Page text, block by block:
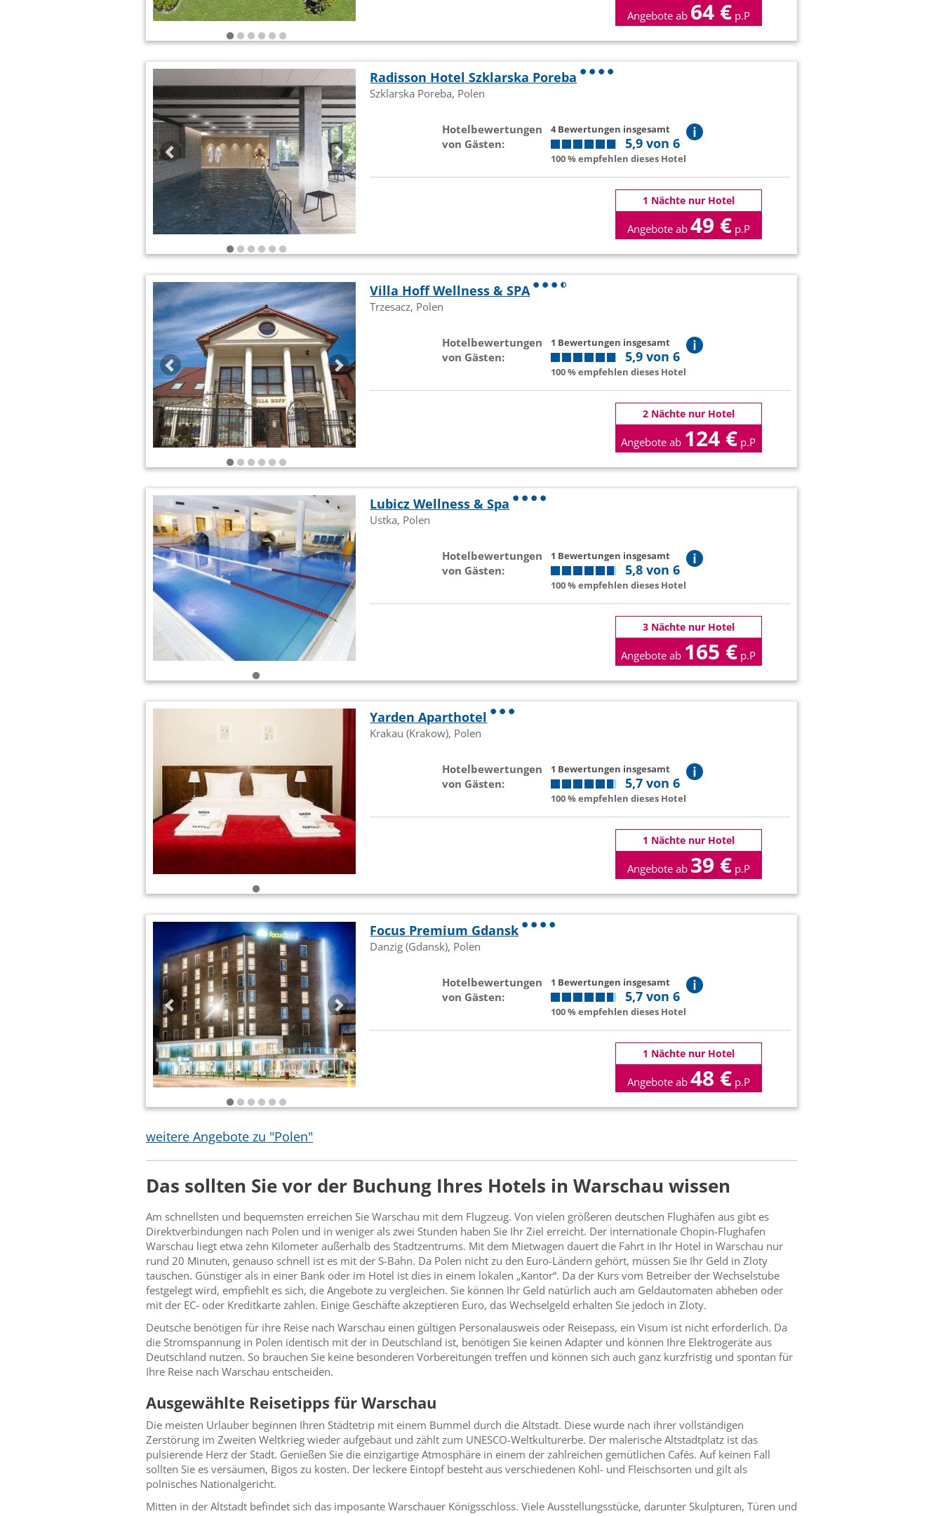
Angebote ab 64 € p.P
Radisson Hotel Szklarska Poreba
Szklarska Poreba, Polen
Hotelbewertungen
von Gästen:
4 Bewertungen insgesamt
5,9 von 6
100 % empfehlen dieses Hotel
1 Nächte nur Hotel
Angebote ab 49 € p.P
Villa Hoff Wellness & SPA
Trzesacz, Polen
Hotelbewertungen
von Gästen:
1 Bewertungen insgesamt
5,9 von 6
100 % empfehlen dieses Hotel
2 Nächte nur Hotel
Angebote ab 124 € p.P
Lubicz Wellness & Spa
Ustka, Polen
Hotelbewertungen
von Gästen:
1 Bewertungen insgesamt
5,8 von 6
100 % empfehlen dieses Hotel
3 Nächte nur Hotel
Angebote ab 165 € p.P
Yarden Aparthotel
Krakau (Krakow), Polen
Hotelbewertungen
von Gästen:
1 Bewertungen insgesamt
5,7 von 6
100 % empfehlen dieses Hotel
1 Nächte nur Hotel
Angebote ab 39 € p.P
Focus Premium Gdansk
Danzig (Gdansk), Polen
Hotelbewertungen
von Gästen:
1 Bewertungen insgesamt
5,7 von 6
100 % empfehlen dieses Hotel
1 Nächte nur Hotel
Angebote ab 48 € p.P
weitere Angebote zu "Polen"
Das sollten Sie vor der Buchung Ihres Hotels in Warschau wissen
Am schnellsten und bequemsten erreichen Sie Warschau mit dem Flugzeug. Von vielen größeren deutschen Flughäfen aus gibt es
Direktverbindungen nach Polen und in weniger als zwei Stunden haben Sie Ihr Ziel erreicht. Der internationale Chopin-Flughafen
Warschau liegt etwa zehn Kilometer außerhalb des Stadtzentrums. Mit dem Mietwagen dauert die Fahrt in Ihr Hotel in Warschau nur
rund 20 Minuten, genauso schnell ist es mit der S-Bahn. Da Polen nicht zu den Euro-Ländern gehört, müssen Sie Ihr Geld in Zloty
tauschen. Günstiger als in einer Bank oder im Hotel ist dies in einem lokalen „Kantor“. Da der Kurs vom Betreiber der Wechselstube
festgelegt wird, empfiehlt es sich, die Angebote zu vergleichen. Sie können Ihr Geld natürlich auch am Geldautomaten abheben oder
mit der EC- oder Kreditkarte zahlen. Einige Geschäfte akzeptieren Euro, das Wechselgeld erhalten Sie jedoch in Zloty.
Deutsche benötigen für ihre Reise nach Warschau einen gültigen Personalausweis oder Reisepass, ein Visum ist nicht erforderlich. Da
die Stromspannung in Polen identisch mit der in Deutschland ist, benötigen Sie keinen Adapter und können Ihre Elektrogeräte aus
Deutschland nutzen. So brauchen Sie keine besonderen Vorbereitungen treffen und können sich auch ganz kurzfristig und spontan für
Ihre Reise nach Warschau entscheiden.
Ausgewählte Reisetipps für Warschau
Die meisten Urlauber beginnen Ihren Städtetrip mit einem Bummel durch die Altstadt. Diese wurde nach ihrer vollständigen
Zerstörung im Zweiten Weltkrieg wieder aufgebaut und zählt zum UNESCO-Weltkulturerbe. Der malerische Altstadtplatz ist das
pulsierende Herz der Stadt. Genießen Sie die einzigartige Atmosphäre in einem der zahlreichen gemütlichen Cafés. Auf keinen Fall
sollten Sie es versäumen, Bigos zu kosten. Der leckere Eintopf besteht aus verschiedenen Kohl- und Fleischsorten und gilt als
polnisches Nationalgericht.
Mitten in der Altstadt befindet sich das imposante Warschauer Königsschloss. Viele Ausstellungsstücke, darunter Skulpturen, Türen und